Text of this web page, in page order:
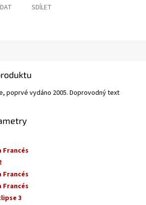
SDÍLET
poprvé vydáno 2005. Doprovodný text
3